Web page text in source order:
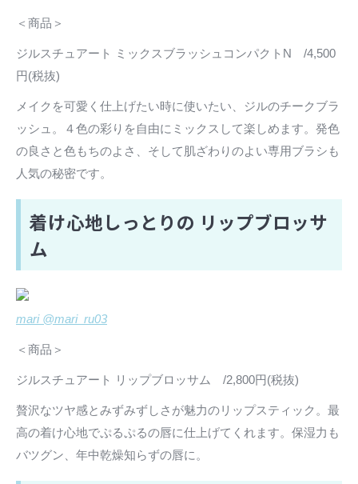
＜商品＞
ジルスチュアート ミックスブラッシュコンパクトN /4,500
円(税抜)
メイクを可愛く仕上げたい時に使いたい、ジルのチークブラ
ッシュ。４色の彩りを自由にミックスして楽しめます。発色
の良さと色もちのよさ、そして肌ざわりのよい専用ブラシも
人気の秘密です。
着け心地しっとりの リップブロッサ
ム
mari @mari_ru03
＜商品＞
ジルスチュアート リップブロッサム /2,800円(税抜)
贅沢なツヤ感とみずみずしさが魅力のリップスティック。最
高の着け心地でぷるぷるの唇に仕上げてくれます。保湿力も
バツグン、年中乾燥知らずの唇に。